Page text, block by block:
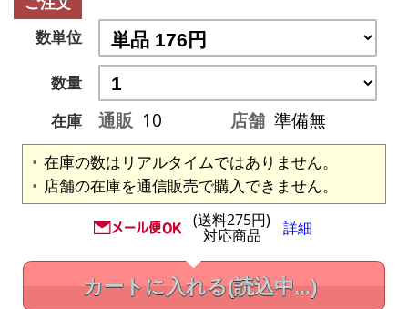
数単位
数量
在庫
通販 10 店舗 準備無
在庫の数はリアルタイムではありません。
店舗の在庫を通信販売で購入できません。
(送料275円)
対応商品 詳細
カートに入れる(読込中...)